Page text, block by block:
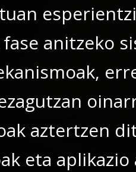
anitzeko
aztertzen
eta